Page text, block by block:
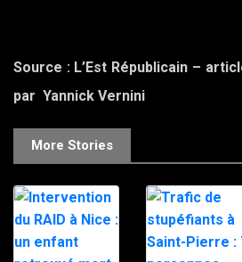
Source : L’Est Républicain –
par Yannick Vernini
More Stories